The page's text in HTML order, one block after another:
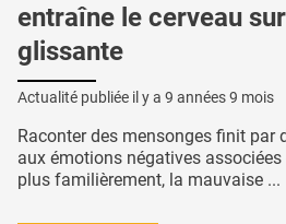
entraîne le cerveau
glissante
Actualité publiée il y a 9 années 9 mois
Raconter des mensonges finit par
aux émotions négatives
plus familièrement, la mauvaise ...